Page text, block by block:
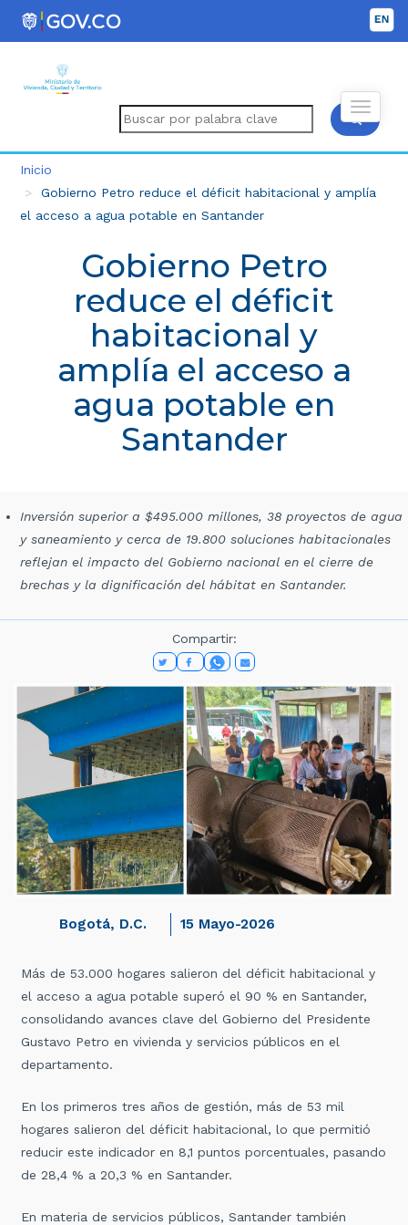
Inicio
Gobierno Petro reduce el déficit habitacional y amplía
el acceso a agua potable en Santander
Gobierno Petro
reduce el déficit
habitacional y
amplía el acceso a
agua potable en
Santander
Inversión superior a $495.000 millones, 38 proyectos de agua
y saneamiento y cerca de 19.800 soluciones habitacionales
reflejan el impacto del Gobierno nacional en el cierre de
brechas y la dignificación del hábitat en Santander.
Compartir:
Bogotá, D.C. 15 Mayo-2026
Más de 53.000 hogares salieron del déficit habitacional y
el acceso a agua potable superó el 90 % en Santander,
consolidando avances clave del Gobierno del Presidente
Gustavo Petro en vivienda y servicios públicos en el
departamento.
En los primeros tres años de gestión, más de 53 mil
hogares salieron del déficit habitacional, lo que permitió
reducir este indicador en 8,1 puntos porcentuales, pasando
de 28,4 % a 20,3 % en Santander.
En materia de servicios públicos, Santander también